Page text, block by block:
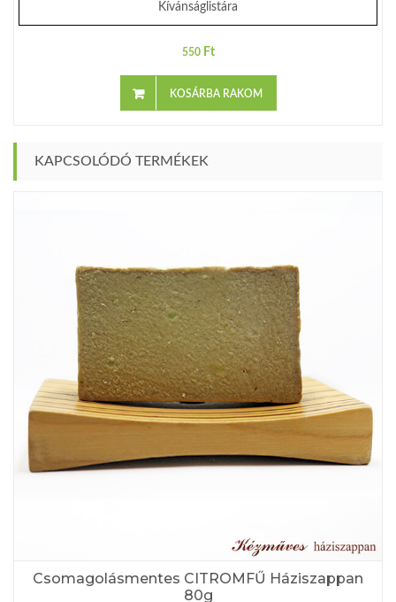
Kívánságlistára
550 Ft
KOSÁRBA RAKOM
KAPCSOLÓDÓ TERMÉKEK
Csomagolásmentes CITROMFŰ Háziszappan
80g